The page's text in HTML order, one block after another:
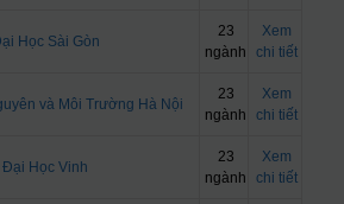
Học Sài Gòn
23
ngành
Xem
chi tiết
và Môi Trường Hà Nội
23
ngành
Xem
chi tiết
Học Vinh
23
ngành
Xem
chi tiết